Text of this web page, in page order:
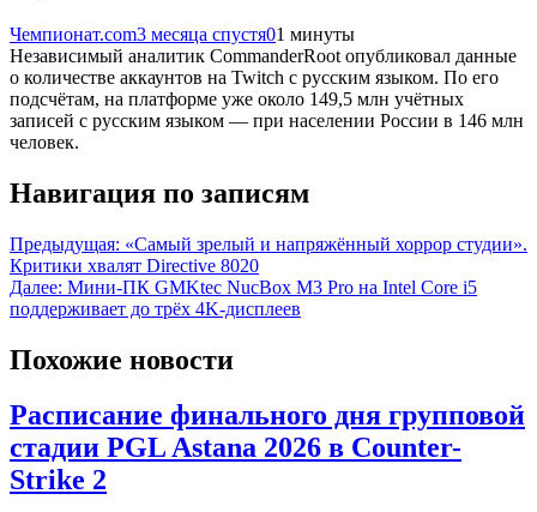
Чемпионат.com3 месяца спустя01 минуты
Независимый аналитик CommanderRoot опубликовал данные
о количестве аккаунтов на Twitch с русским языком. По его
подсчётам, на платформе уже около 149,5 млн учётных
записей с русским языком — при населении России в 146 млн
человек.
Навигация по записям
Предыдущая: «Самый зрелый и напряжённый хоррор студии».
Критики хвалят Directive 8020
Далее: Мини-ПК GMKtec NucBox M3 Pro на Intel Core i5
поддерживает до трёх 4K-дисплеев
Похожие новости
Расписание финального дня групповой
стадии PGL Astana 2026 в Counter-
Strike 2